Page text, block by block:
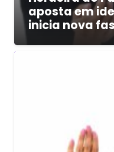
aposta em
inicia nova